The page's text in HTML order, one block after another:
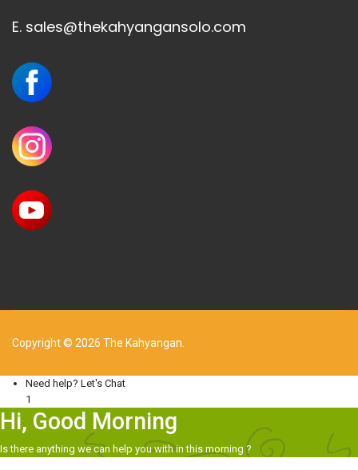
E. sales@thekahyangansolo.com
Copyright © 2026 The Kahyangan.
Need help? Let's Chat
1
Hi, Good Morning
Is there anything we can help you with in this morning ?